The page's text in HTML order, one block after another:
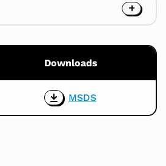
Downloads
Download
the
MSDS